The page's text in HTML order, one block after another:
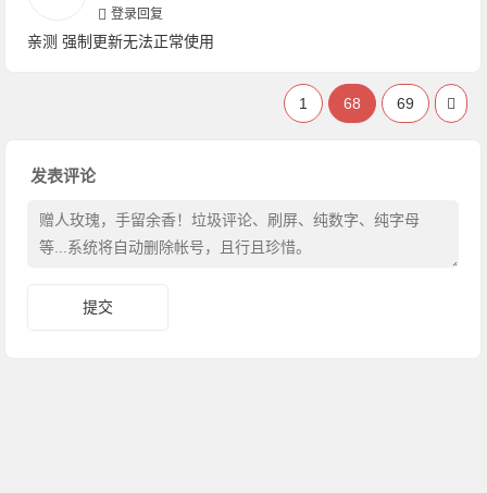
登录回复
亲测 强制更新无法正常使用
1 68 69
发表评论